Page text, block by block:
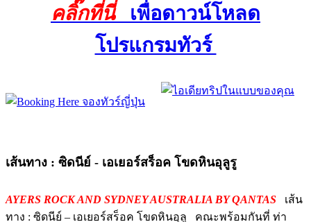
คลิ๊กที่นี่
เพื่อดาวน์โหลด
โปรแกรมทัวร์
เส้นทาง : ซิดนีย์ - เอเยอร์สร็อค โขดหินอุลูรู
AYERS ROCK AND SYDNEY AUSTRALIA BY QANTAS
เส้น
ทาง : ซิดนีย์ – เอเยอร์สร็อค โขดหินอุลู คณะพร้อมกันที่ ท่า